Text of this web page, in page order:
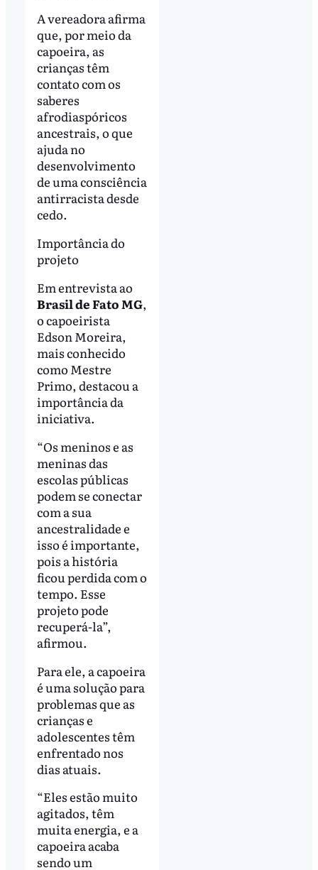
A vereadora afirma
que, por meio da
capoeira, as
crianças têm
contato com os
saberes
afrodiaspóricos
ancestrais, o que
ajuda no
desenvolvimento
de uma consciência
antirracista desde
cedo.
Importância do
projeto
Em entrevista ao
Brasil de Fato MG,
o capoeirista
Edson Moreira,
mais conhecido
como Mestre
Primo, destacou a
importância da
iniciativa.
“Os meninos e as
meninas das
escolas públicas
podem se conectar
com a sua
ancestralidade e
isso é importante,
pois a história
ficou perdida com o
tempo. Esse
projeto pode
recuperá-la”,
afirmou.
Para ele, a capoeira
é uma solução para
problemas que as
crianças e
adolescentes têm
enfrentado nos
dias atuais.
“Eles estão muito
agitados, têm
muita energia, e a
capoeira acaba
sendo um